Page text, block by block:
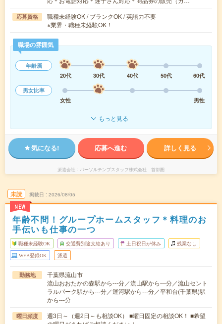
応募資格
職種未経験OK / ブランクOK / 英語力不要
※業界・職種未経験OK！
職場の雰囲気
年齢層
20代
30代 40代 50代
60代
男女比率
女性
男性
もっと見る
気になる! 応募へ進む 詳しく見る
派遣会社 パーソルテンプスタッフ株式会社 首都圏
未読
NEW
掲載日 2026/08/05
年齢不問！グループホームスタッフ＊料理のお
手伝いも仕事の一つ
職種未経験OK 交通費別途支給あり 土日祝日が休み 残業なし
WEB登録OK 派遣
勤務地
千葉県流山市
流山おおたかの森駅から---分／流山駅から---分／流山セント
ラルパーク駅から---分／運河駅から---分／平和台(千葉県)駅
から---分
曜日頻度
週3日～（週2日～も相談OK） ■曜日固定の相談OK！ ■希望